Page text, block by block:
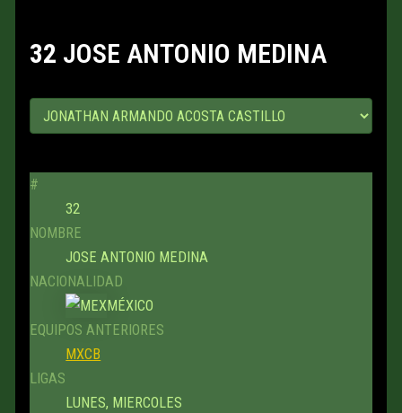
32 JOSE ANTONIO MEDINA
#
32
NOMBRE
JOSE ANTONIO MEDINA
NACIONALIDAD
MÉXICO
EQUIPOS ANTERIORES
MXCB
LIGAS
LUNES, MIERCOLES